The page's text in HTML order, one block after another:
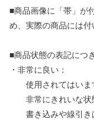
■商品画像に「帯」が
め、実際の商品には付
■商品状態の表記につ
・非常に良い：
使用されてはいま
非常にきれいな状
書き込みや線引き